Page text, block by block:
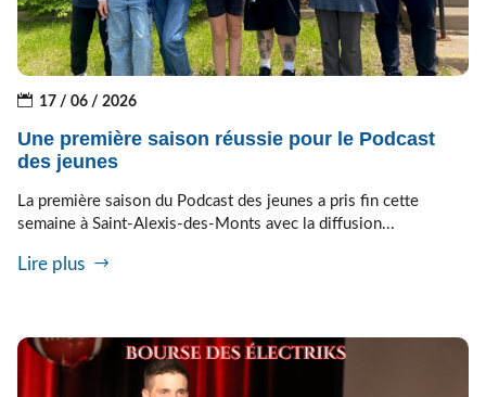
17 / 06 / 2026
Une première saison réussie pour le Podcast
des jeunes
La première saison du Podcast des jeunes a pris fin cette
semaine à Saint-Alexis-des-Monts avec la diffusion...
Lire plus